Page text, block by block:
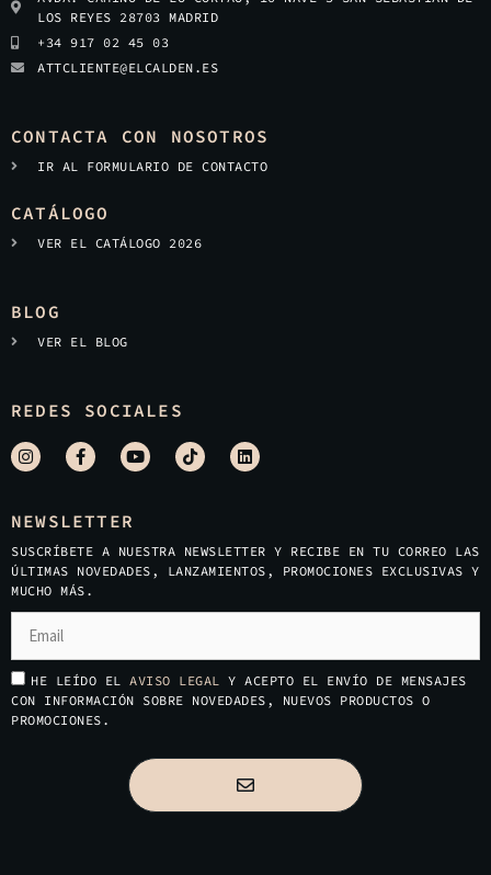
LOS REYES 28703 MADRID
+34 917 02 45 03
ATTCLIENTE@ELCALDEN.ES
CONTACTA CON NOSOTROS
IR AL FORMULARIO DE CONTACTO
CATÁLOGO
VER EL CATÁLOGO 2026
BLOG
VER EL BLOG
REDES SOCIALES
NEWSLETTER
SUSCRÍBETE A NUESTRA NEWSLETTER Y RECIBE EN TU CORREO LAS
ÚLTIMAS NOVEDADES, LANZAMIENTOS, PROMOCIONES EXCLUSIVAS Y
MUCHO MÁS.
HE LEÍDO EL AVISO LEGAL Y ACEPTO EL ENVÍO DE MENSAJES
CON INFORMACIÓN SOBRE NOVEDADES, NUEVOS PRODUCTOS O
PROMOCIONES.